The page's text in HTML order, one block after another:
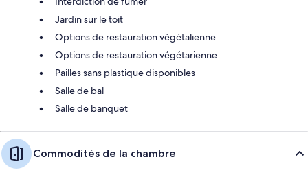
Jardin sur le toit
Options de restauration végétalienne
Options de restauration végétarienne
Pailles sans plastique disponibles
Salle de bal
Salle de banquet
Commodités de la chambre